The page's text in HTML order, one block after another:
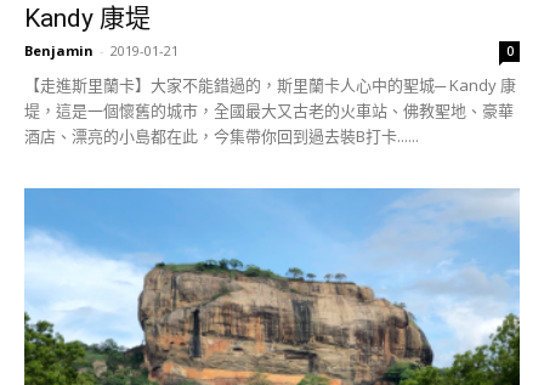
Kandy 康堤
Benjamin - 2019-01-21 0
【走進斯里蘭卡】大家不能錯過的，斯里蘭卡人心中的聖城─ Kandy 康
堤，這是一個懷舊的城市，全國最大又古老的火車站、佛教聖地、豪華
酒店、漂亮的小島都在此，今集帶你回到過去裝B打卡......